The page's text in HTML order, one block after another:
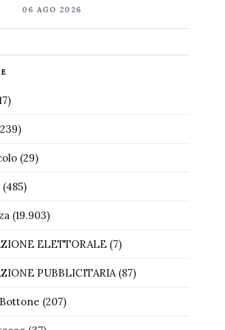
06 AGO 2026
(29)
(485)
(19.903)
ELETTORALE(7)
PUBBLICITARIA(87)
(207)